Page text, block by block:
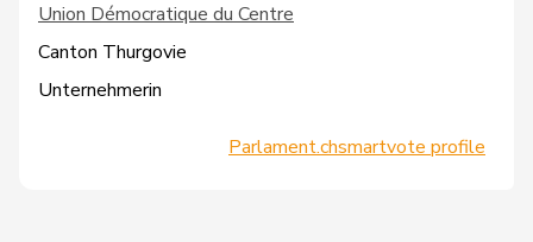
Union Démocratique du Centre
Canton Thurgovie
Unternehmerin
Parlament.chsmartvote profile